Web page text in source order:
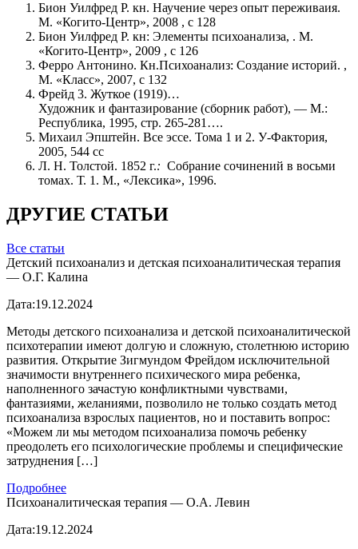
Бион Уилфред Р. кн. Научение через опыт переживаия.
М. «Когито-Центр», 2008 , с 128
Бион Уилфред Р. кн: Элементы психоанализа, . М.
«Когито-Центр», 2009 , с 126
Ферро Антонино. Кн.Психоанализ: Создание историй. ,
М. «Класс», 2007, с 132
Фрейд 3. Жуткое (1919)…
Художник и фантазирование (сборник работ), — М.:
Республика, 1995, стр. 265-281….
Михаил Эпштейн. Все эссе. Тома 1 и 2. У-Фактория,
2005, 544 сс
Л. Н. Толстой. 1852 г.: Собрание сочинений в восьми
томах. Т. 1. М., «Лексика», 1996.
ДРУГИЕ СТАТЬИ
Все статьи
Детский психоанализ и детская психоаналитическая терапия
— О.Г. Калина
Дата:19.12.2024
Методы детского психоанализа и детской психоаналитической
психотерапии имеют долгую и сложную, столетнюю историю
развития. Открытие Зигмундом Фрейдом исключительной
значимости внутреннего психического мира ребенка,
наполненного зачастую конфликтными чувствами,
фантазиями, желаниями, позволило не только создать метод
психоанализа взрослых пациентов, но и поставить вопрос:
«Можем ли мы методом психоанализа помочь ребенку
преодолеть его психологические проблемы и специфические
затруднения […]
Подробнее
Психоаналитическая терапия — О.А. Левин
Дата:19.12.2024